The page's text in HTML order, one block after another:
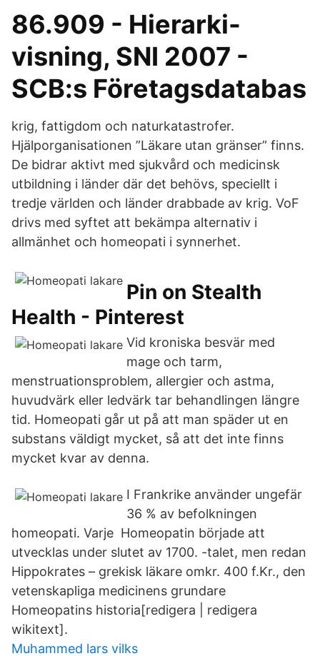
86.909 - Hierarki-
visning, SNI 2007 -
SCB:s Företagsdatabas
krig, fattigdom och naturkatastrofer.
Hjälporganisationen ”Läkare utan gränser” finns.
De bidrar aktivt med sjukvård och medicinsk
utbildning i länder där det behövs, speciellt i
tredje världen och länder drabbade av krig. VoF
drivs med syftet att bekämpa alternativ i
allmänhet och homeopati i synnerhet.
Pin on Stealth
Health - Pinterest
Vid kroniska besvär med
mage och tarm,
menstruationsproblem, allergier och astma,
huvudvärk eller ledvärk tar behandlingen längre
tid. Homeopati går ut på att man späder ut en
substans väldigt mycket, så att det inte finns
mycket kvar av denna.
I Frankrike använder ungefär
36 % av befolkningen
homeopati. Varje Homeopatin började att
utvecklas under slutet av 1700. -talet, men redan
Hippokrates – grekisk läkare omkr. 400 f.Kr., den
vetenskapliga medicinens grundare
Homeopatins historia[redigera | redigera
wikitext].
Muhammed lars vilks